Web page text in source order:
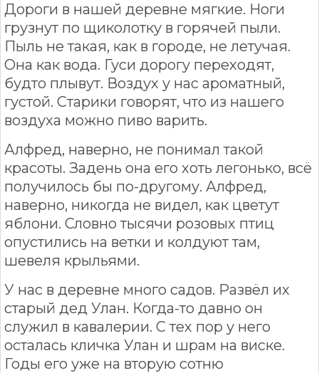
Дороги в нашей деревне мягкие. Ноги
грузнут по щиколотку в горячей пыли.
Пыль не такая, как в городе, не летучая.
Она как вода. Гуси дорогу переходят,
будто плывут. Воздух у нас ароматный,
густой. Старики говорят, что из нашего
воздуха можно пиво варить.
Алфред, наверно, не понимал такой
красоты. Задень она его хоть легонько, всё
получилось бы по-другому. Алфред,
наверно, никогда не видел, как цветут
яблони. Словно тысячи розовых птиц
опустились на ветки и колдуют там,
шевеля крыльями.
У нас в деревне много садов. Развёл их
старый дед Улан. Когда-то давно он
служил в кавалерии. С тех пор у него
осталась кличка Улан и шрам на виске.
Годы его уже на вторую сотню